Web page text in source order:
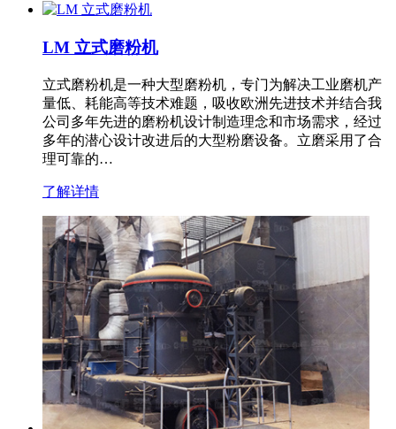
LM 立式磨粉机
立式磨粉机是一种大型磨粉机，专门为解决工业磨机产
量低、耗能高等技术难题，吸收欧洲先进技术并结合我
公司多年先进的磨粉机设计制造理念和市场需求，经过
多年的潜心设计改进后的大型粉磨设备。立磨采用了合
理可靠的…
了解详情